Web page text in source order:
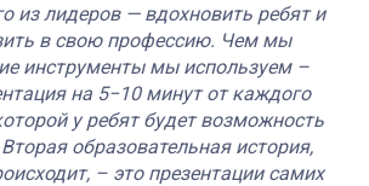
из лидеров — вдохновить ребят и
в свою профессию. Чем мы
инструменты мы используем –
на 5−10 минут от каждого
у ребят будет возможность
образовательная история,
– это презентации самих